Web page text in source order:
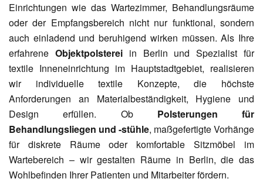
Einrichtungen wie das Wartezimmer, Behandlungsräume
oder der Empfangsbereich nicht nur funktional, sondern
auch einladend und beruhigend wirken müssen. Als Ihre
erfahrene Objektpolstereiin Berlin und Spezialist für
textile Inneneinrichtung im Hauptstadtgebiet, realisieren
wir individuelle textile Konzepte, die höchste
Anforderungen an Materialbeständigkeit, Hygiene und
Design erfüllen. Ob Polsterungen für
Behandlungsliegen und -stühle, maßgefertigte Vorhänge
für diskrete Räume oder komfortable Sitzmöbel im
Wartebereich – wir gestalten Räume in Berlin, die das
Wohlbefinden Ihrer Patienten und Mitarbeiter fördern.